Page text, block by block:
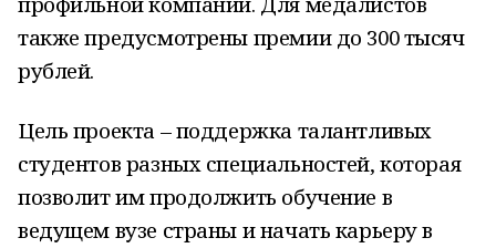
также предусмотрены премии до 300 тысяч
рублей.
Цель проекта – поддержка талантливых
студентов разных специальностей, которая
позволит им продолжить обучение в
ведущем вузе страны и начать карьеру в